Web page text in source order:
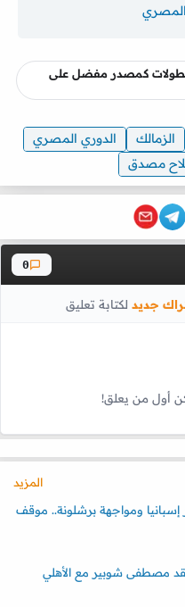
بطولات كمصدر مفضل على
الزمالك
الدوري المصري
مصدق
0
جديد لكتابة تعليق
أول من يعلق!
المزيد
إسبانيا ومواجهة برشلونة.. موقف
مصطفى شوبير مع الأهلي